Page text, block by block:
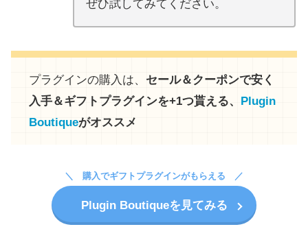
ぜひ試してみてください。
プラグインの購入は、 セール＆クーポンで安く
入手＆ギフトプラグインを+1つ貰える、
Plugin
Boutiqueがオススメ
購入でギフトプラグインがもらえる
Plugin Boutiqueを見てみる